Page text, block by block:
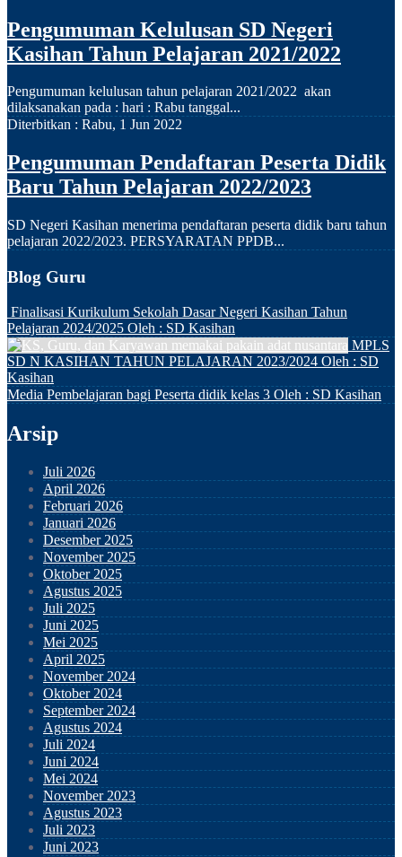
Pengumuman Kelulusan SD Negeri
Kasihan Tahun Pelajaran 2021/2022
Pengumuman kelulusan tahun pelajaran 2021/2022 akan
dilaksanakan pada : hari : Rabu tanggal...
Diterbitkan : Rabu, 1 Jun 2022
Pengumuman Pendaftaran Peserta Didik
Baru Tahun Pelajaran 2022/2023
SD Negeri Kasihan menerima pendaftaran peserta didik baru tahun
pelajaran 2022/2023. PERSYARATAN PPDB...
Blog Guru
Finalisasi Kurikulum Sekolah Dasar Negeri Kasihan Tahun
Pelajaran 2024/2025 Oleh : SD Kasihan
MPLS
SD N KASIHAN TAHUN PELAJARAN 2023/2024 Oleh : SD
Kasihan
Media Pembelajaran bagi Peserta didik kelas 3 Oleh : SD Kasihan
Arsip
Juli 2026
April 2026
Februari 2026
Januari 2026
Desember 2025
November 2025
Oktober 2025
Agustus 2025
Juli 2025
Juni 2025
Mei 2025
April 2025
November 2024
Oktober 2024
September 2024
Agustus 2024
Juli 2024
Juni 2024
Mei 2024
November 2023
Agustus 2023
Juli 2023
Juni 2023